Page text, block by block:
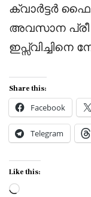
ക്വാർട്ടർ
അവസാന പ്രീ
ഇപ്സ്വിച്ചിനെ
Share this:
Facebook
Telegram
Like this:
Loading…